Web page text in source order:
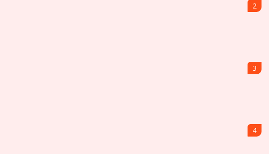
2
3
4